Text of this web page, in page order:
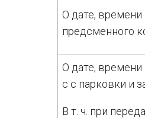
О дате, времени
предсменного
О дате,
с с парковки и
В т. ч. при